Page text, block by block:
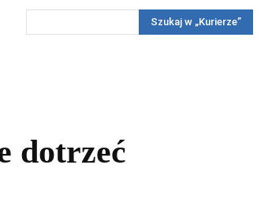
KonkursyWięcej
Szukaj w „Kurierze”
dotrzeć